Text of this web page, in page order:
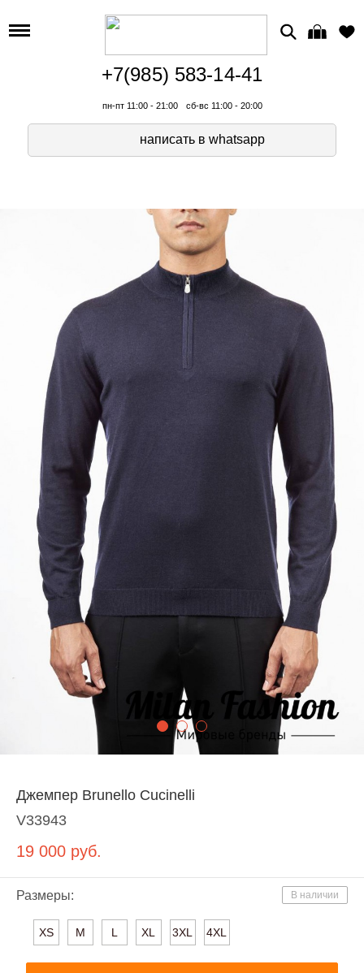
+7(985) 583-14-41
пн-пт 11:00 - 21:00 сб-вс 11:00 - 20:00
написать в whatsapp
Джемпер Brunello Cucinelli
V33943
19 000 руб.
В наличии
Размеры:
XS M L XL 3XL 4XL